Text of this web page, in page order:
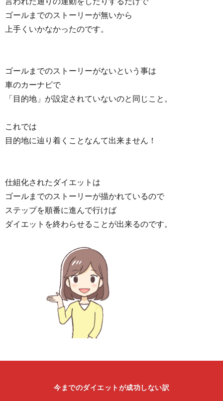
ゴールまでのストーリーが無いから
上手くいかなかったのです。
ゴールまでのストーリーがないという事は
車のカーナビで
「目的地」が設定されていないのと同じこと。
これでは
目的地に辿り着くことなんて出来ません！
仕組化されたダイエットは
ゴールまでのストーリーが描かれているので
ステップを順番に進んで行けば
ダイエットを終わらせることが出来るのです。
今までのダイエットが成功しない訳